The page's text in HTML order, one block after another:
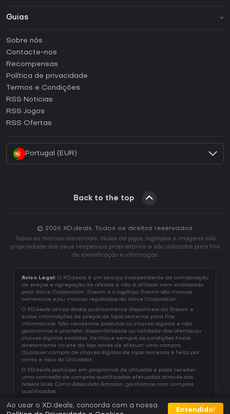
Guias
Como ativar uma CD Key Steam?
Como ativar uma CD Key Epic Games?
Como ativar uma CD Key GOG?
Como ativar uma CD Key Ubisoft Connect?
Sobre nós
Contacte-nos
Recompensas
Política de privacidade
Termos e Condições
RSS Noticias
RSS Jogos
RSS Ofertas
Portugal (EUR)
Back to the top
© 2026 XD.deals. Todos os direitos reservados.
Todas as marcas comerciais, títulos de jogos, logótipos e imagens são
propriedade dos seus respetivos proprietários e são utilizados para fins
de identificação e informação.
Aviso Legal: O XD.deals é um serviço independente de comparação
de preços e agregação de ofertas e não é afiliado nem endossado
pela Valve Corporation. Steam e o logótipo Steam são marcas
comerciais e/ou marcas registadas da Valve Corporation.
O XD.deals utiliza dados publicamente disponíveis da Steam e
exibe informações de preços de lojas terceiras para fins
informativos. Não vendemos produtos ou chaves digitais e não
garantimos a precisão, disponibilidade ou validade das ofertas ou
chaves digitais exibidas. Verifique sempre as condições finais
diretamente no site da loja antes de efetuar uma compra.
Qualquer compra de chaves digitais de lojas terceiras é feita por
conta e risco do Utilizador.
O XD.deals participa em programas de afiliados e pode receber
uma comissão de compras qualificadas efetuadas através dos
nossos links. Como Associado Amazon, ganhamos com compras
qualificadas.
Ao usar o XD.deals, concorda com a nossa
Entendido!